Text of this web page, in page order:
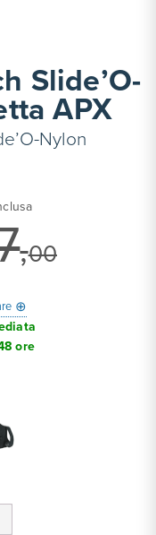
Slide’O-
APX
Nylon
,00
⊕
ore